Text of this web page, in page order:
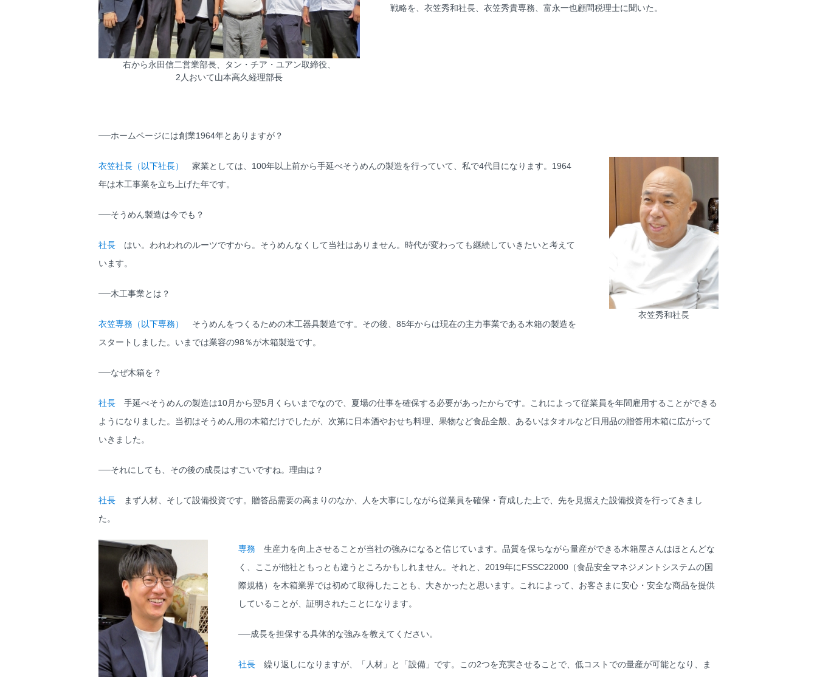
右から永田信二営業部長、タン・チア・ユアン取締役、
2人おいて山本高久経理部長
戦略を、衣笠秀和社長、衣笠秀貴専務、富永一也顧問税理士に聞いた。
──ホームページには創業1964年とありますが？
衣笠秀和社長
衣笠社長（以下社長）
家業としては、100年以上前から手延べそうめんの製造を行っていて、私で4代目になります。1964
年は木工事業を立ち上げた年です。
──そうめん製造は今でも？
社長 はい。われわれのルーツですから。そうめんなくして当社はありません。時代が変わっても継続していきたいと考えて
います。
──木工事業とは？
衣笠専務（以下専務）
そうめんをつくるための木工器具製造です。その後、85年からは現在の主力事業である木箱の製造を
スタートしました。いまでは業容の98％が木箱製造です。
──なぜ木箱を？
社長 手延べそうめんの製造は10月から翌5月くらいまでなので、夏場の仕事を確保する必要があったからです。これによって従業員を年間雇用することができる
ようになりました。当初はそうめん用の木箱だけでしたが、次第に日本酒やおせち料理、果物など食品全般、あるいはタオルなど日用品の贈答用木箱に広がって
いきました。
──それにしても、その後の成長はすごいですね。理由は？
社長 まず人材、そして設備投資です。贈答品需要の高まりのなか、人を大事にしながら従業員を確保・育成した上で、先を見据えた設備投資を行ってきまし
た。
専務 生産力を向上させることが当社の強みになると信じています。品質を保ちながら量産ができる木箱屋さんはほとんどな
く、ここが他社ともっとも違うところかもしれません。それと、2019年にFSSC22000（食品安全マネジメントシステムの国
際規格）を木箱業界では初めて取得したことも、大きかったと思います。これによって、お客さまに安心・安全な商品を提供
していることが、証明されたことになります。
──成長を担保する具体的な強みを教えてください。
社長 繰り返しになりますが、「人材」と「設備」です。この2つを充実させることで、低コストでの量産が可能となり、ま